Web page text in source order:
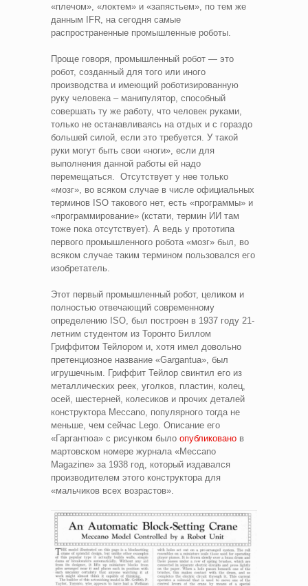
«плечом», «локтем» и «запястьем», по тем же
данным IFR, на сегодня самые
распространенные промышленные роботы.
Проще говоря, промышленный робот — это
робот, созданный для того или иного
производства и имеющий роботизированную
руку человека – манипулятор, способный
совершать ту же работу, что человек руками,
только не останавливаясь на отдых и с гораздо
большей силой, если это требуется. У такой
руки могут быть свои «ноги», если для
выполнения данной работы ей надо
перемещаться. Отсутствует у нее только
«мозг», во всяком случае в числе официальных
терминов ISO такового нет, есть «программы» и
«программирование» (кстати, термин ИИ там
тоже пока отсутствует). А ведь у прототипа
первого промышленного робота «мозг» был, во
всяком случае таким термином пользовался его
изобретатель.
Этот первый промышленный робот, целиком и
полностью отвечающий современному
определению ISO, был построен в 1937 году 21-
летним студентом из Торонто Биллом
Гриффитом Тейлором и, хотя имел довольно
претенциозное название «Gargantua», был
игрушечным. Гриффит Тейлор свинтил его из
металлических реек, уголков, пластин, колец,
осей, шестерней, колесиков и прочих деталей
конструктора Meccano, популярного тогда не
меньше, чем сейчас Lego. Описание его
«Гаргантюа» с рисунком было опубликовано в
мартовском номере журнала «Meccano
Magazine» за 1938 год, который издавался
производителем этого конструктора для
«мальчиков всех возрастов».